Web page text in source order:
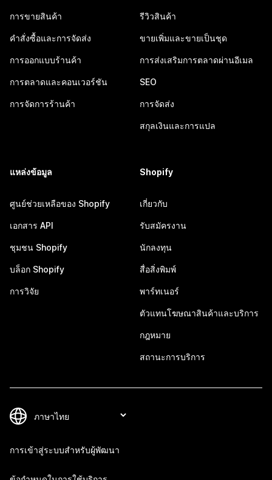
การขายสินค้า
คำสั่งซื้อและการจัดส่ง
การออกแบบร้านค้า
การตลาดและคอนเวอร์ชัน
การจัดการร้านค้า
รีวิวสินค้า
ขายเพิ่มและขายเป็นชุด
การส่งเสริมการตลาดผ่านอีเมล
SEO
การจัดส่ง
สกุลเงินและการแปล
แหล่งข้อมูล
ศูนย์ช่วยเหลือของ Shopify
เอกสาร API
ชุมชน Shopify
บล็อก Shopify
การวิจัย
Shopify
เกี่ยวกับ
รับสมัครงาน
นักลงทุน
สื่อสิ่งพิมพ์
พาร์ทเนอร์
ตัวแทนโฆษณาสินค้าและบริการ
กฎหมาย
สถานะการบริการ
การเข้าสู่ระบบสำหรับผู้พัฒนา